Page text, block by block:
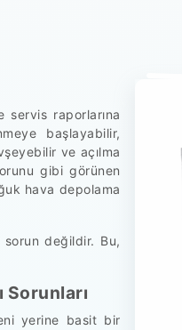
servis raporlarına
başlayabilir,
ve açılma
gibi görünen
hava depolama
değildir. Bu,
Sorunları
yerine basit bir